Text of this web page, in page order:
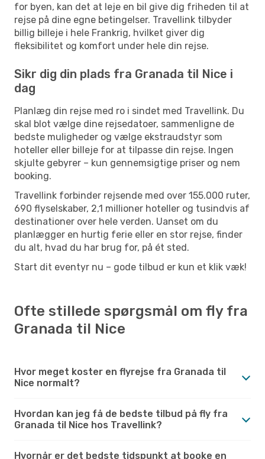
for byen, kan det at leje en bil give dig friheden til at
rejse på dine egne betingelser. Travellink tilbyder
billig billeje i hele Frankrig, hvilket giver dig
fleksibilitet og komfort under hele din rejse.
Sikr dig din plads fra Granada til Nice i
dag
Planlæg din rejse med ro i sindet med Travellink. Du
skal blot vælge dine rejsedatoer, sammenligne de
bedste muligheder og vælge ekstraudstyr som
hoteller eller billeje for at tilpasse din rejse. Ingen
skjulte gebyrer – kun gennemsigtige priser og nem
booking.
Travellink forbinder rejsende med over 155.000 ruter,
690 flyselskaber, 2,1 millioner hoteller og tusindvis af
destinationer over hele verden. Uanset om du
planlægger en hurtig ferie eller en stor rejse, finder
du alt, hvad du har brug for, på ét sted.
Start dit eventyr nu – gode tilbud er kun et klik væk!
Ofte stillede spørgsmål om fly fra
Granada til Nice
Hvor meget koster en flyrejse fra Granada til
Nice normalt?
Hvordan kan jeg få de bedste tilbud på fly fra
Granada til Nice hos Travellink?
Hvornår er det bedste tidspunkt at booke en